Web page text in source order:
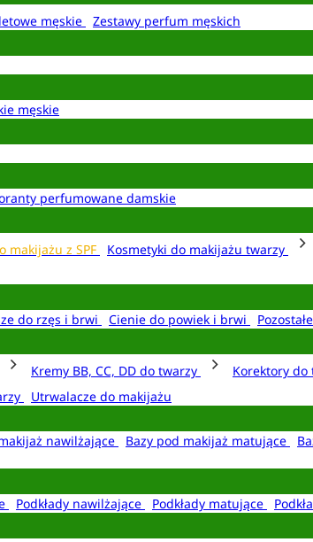
męskie
Zestawy perfum męskich
męskie
perfumowane damskie
makijażu z SPF Kosmetyki do makijażu twarzy
do rzęs i brwi Cienie do powiek i brwi
Pozostałe
Kremy BB, CC, DD do twarzy Korektory do
Utrwalacze do makijażu
nawilżające Bazy pod makijaż matujące
Podkłady nawilżające Podkłady matujące